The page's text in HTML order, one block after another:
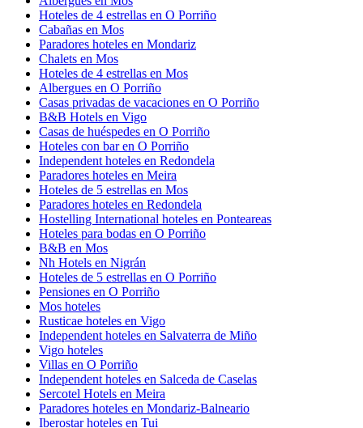
Hoteles de 4 estrellas en O Porriño
Cabañas en Mos
Paradores hoteles en Mondariz
Chalets en Mos
Hoteles de 4 estrellas en Mos
Albergues en O Porriño
Casas privadas de vacaciones en O Porriño
B&B Hotels en Vigo
Casas de huéspedes en O Porriño
Hoteles con bar en O Porriño
Independent hoteles en Redondela
Paradores hoteles en Meira
Hoteles de 5 estrellas en Mos
Paradores hoteles en Redondela
Hostelling International hoteles en Ponteareas
Hoteles para bodas en O Porriño
B&B en Mos
Nh Hotels en Nigrán
Hoteles de 5 estrellas en O Porriño
Pensiones en O Porriño
Mos hoteles
Rusticae hoteles en Vigo
Independent hoteles en Salvaterra de Miño
Vigo hoteles
Villas en O Porriño
Independent hoteles en Salceda de Caselas
Sercotel Hotels en Meira
Paradores hoteles en Mondariz-Balneario
Iberostar hoteles en Tui